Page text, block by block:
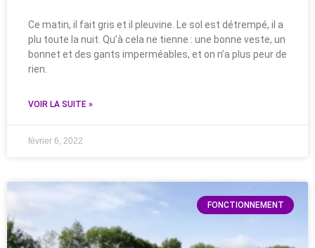
Ce matin, il fait gris et il pleuvine. Le sol est détrempé, il a
plu toute la nuit. Qu’à cela ne tienne : une bonne veste, un
bonnet et des gants imperméables, et on n’a plus peur de
rien.
VOIR LA SUITE »
février 6, 2022
FONCTIONNEMENT